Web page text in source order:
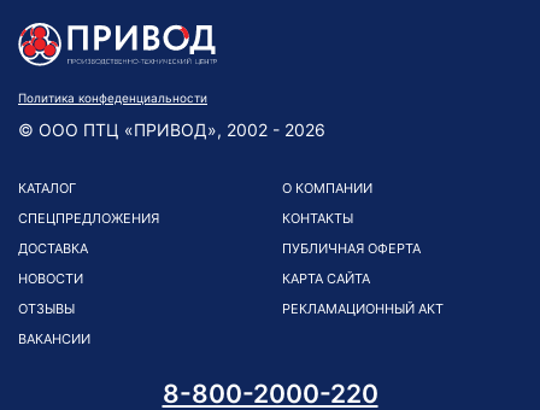
Политика конфеденциальности
© ООО ПТЦ «ПРИВОД», 2002 - 2026
КАТАЛОГ
СПЕЦПРЕДЛОЖЕНИЯ
ДОСТАВКА
НОВОСТИ
ОТЗЫВЫ
ВАКАНСИИ
О КОМПАНИИ
КОНТАКТЫ
ПУБЛИЧНАЯ ОФЕРТА
КАРТА САЙТА
РЕКЛАМАЦИОННЫЙ АКТ
8-800-2000-220